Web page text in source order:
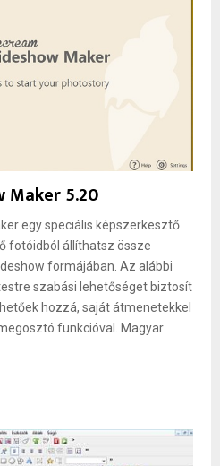
Maker 5.20
egy speciális képszerkesztő
fotóidból állíthatsz össze
formájában. Az alábbi
szabási lehetőséget biztosít
hozzá, saját átmenetekkel
funkcióval. Magyar